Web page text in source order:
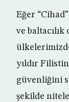
Eğer
ve
yıldır
güvenliğini
şekilde